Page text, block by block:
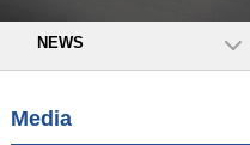
NEWS
Media